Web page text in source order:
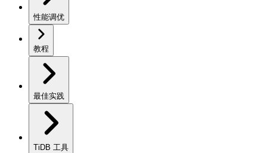
性能调优
教程
最佳实践
TiDB 工具